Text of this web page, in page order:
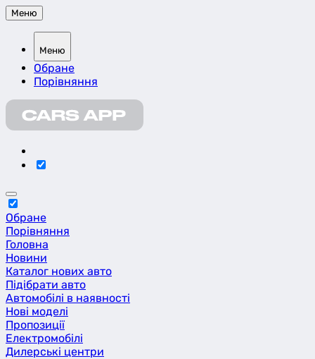
Меню
Меню
Обране
Порівняння
Обране
Порівняння
Головна
Новини
Каталог нових авто
Підібрати авто
Автомобілі в наявності
Нові моделі
Пропозиції
Eлектромобілі
Дилерські центри